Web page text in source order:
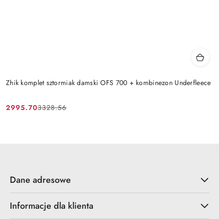
Zhik komplet sztormiak damski OFS 700 + kombinezon Underfleece
Cena
2995.70
Cena
3328.56
Dane adresowe
Informacje dla klienta